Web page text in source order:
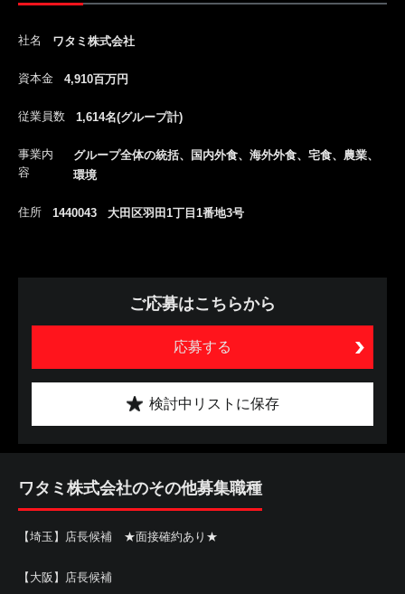
社名 ワタミ株式会社
資本金 4,910百万円
従業員数 1,614名(グループ計)
事業内
容
グループ全体の統括、国内外食、海外外食、宅食、農業、
環境
住所 1440043 大田区羽田1丁目1番地3号
ご応募はこちらから
応募する
検討中リストに保存
ワタミ株式会社のその他募集職種
【埼玉】店長候補 ★面接確約あり★
【大阪】店長候補